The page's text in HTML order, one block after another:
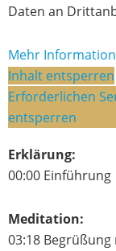
Daten an
Mehr
Inhalt entsperren
Erforderlichen
entsperren
Erklärung:
00:00 Einführung
Meditation:
03:18